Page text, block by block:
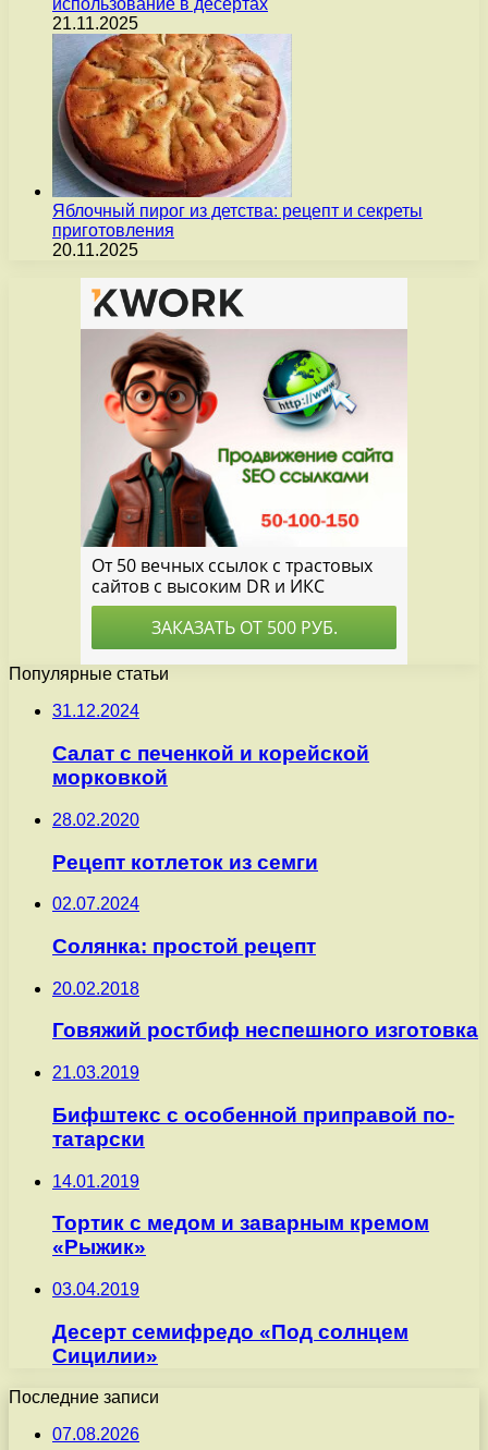
использование в десертах
21.11.2025
Яблочный пирог из детства: рецепт и секреты
приготовления
20.11.2025
Популярные статьи
31.12.2024
Салат с печенкой и корейской
морковкой
28.02.2020
Рецепт котлеток из семги
02.07.2024
Солянка: простой рецепт
20.02.2018
Говяжий ростбиф неспешного изготовка
21.03.2019
Бифштекс с особенной приправой по-
татарски
14.01.2019
Тортик с медом и заварным кремом
«Рыжик»
03.04.2019
Десерт семифредо «Под солнцем
Сицилии»
Последние записи
07.08.2026